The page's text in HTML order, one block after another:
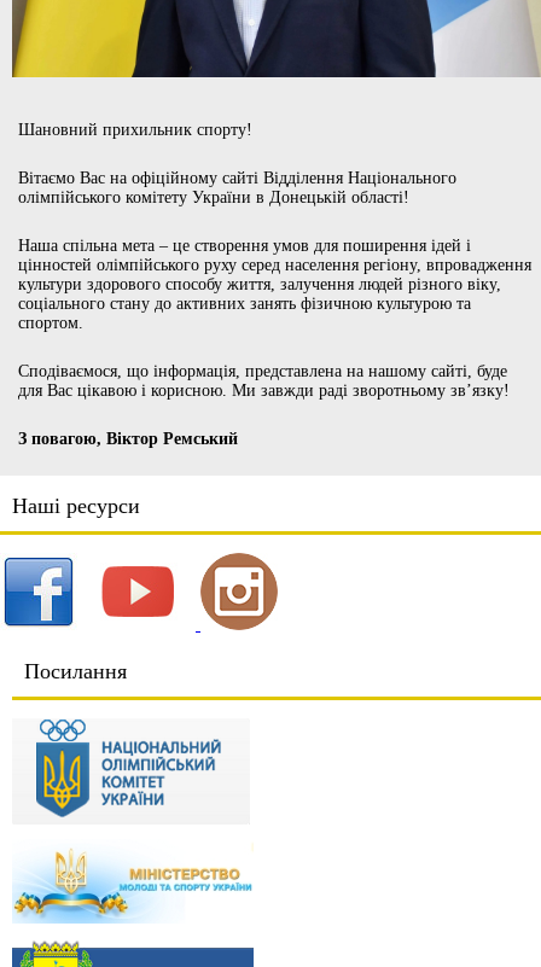
Шановний прихильник спорту!
Вітаємо Вас на офіційному сайті Відділення Національного
олімпійського комітету України в Донецькій області!
Наша спільна мета – це створення умов для поширення ідей і
цінностей олімпійського руху серед населення регіону, впровадження
культури здорового способу життя, залучення людей різного віку,
соціального стану до активних занять фізичною культурою та
спортом.
Сподіваємося, що інформація, представлена на нашому сайті, буде
для Вас цікавою і корисною. Ми завжди раді зворотньому зв’язку!
З повагою, Віктор Ремський
Наші ресурси
Посилання